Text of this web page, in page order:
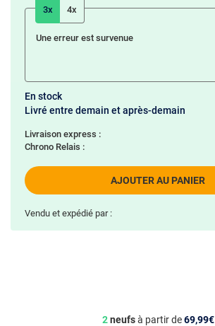
3x 4x
Une erreur est survenue
AJOUTER AU PANIER
En stock
Livraison express :
Chrono Relais :
Livré entre demain et après-demain
Vendu et expédié par :
2neufsà partir de69,99€